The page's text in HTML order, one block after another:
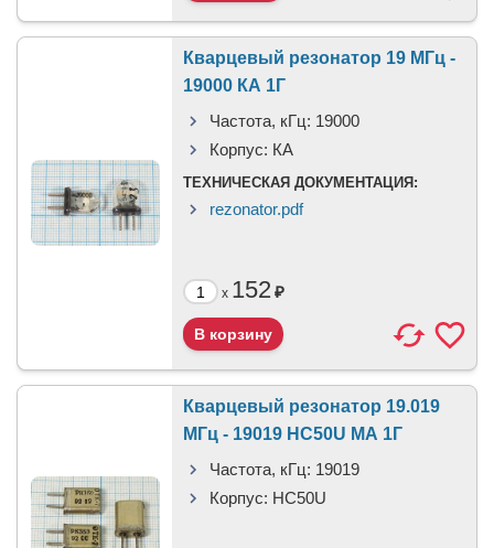
Кварцевый резонатор 19 МГц -
19000 КА 1Г
Частота, кГц: 19000
Корпус: КА
ТЕХНИЧЕСКАЯ ДОКУМЕНТАЦИЯ:
rezonator.pdf
x 152₽
Кварцевый резонатор 19.019
МГц - 19019 HC50U МА 1Г
Частота, кГц: 19019
Корпус: HC50U